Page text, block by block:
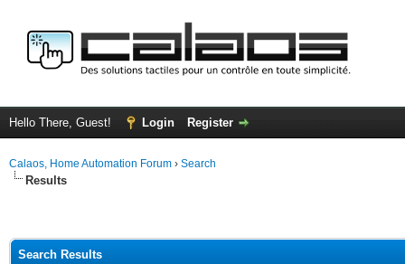
Hello There, Guest! Login Register
Calaos, Home Automation Forum › Search
Results
Search Results